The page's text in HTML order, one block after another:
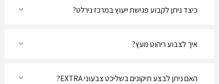
כיצד ניתן לקבוע פגישת ייעוץ במרכז נירלט?
איך לצבוע ריהוט מעץ?
האם ניתן לבצע תיקונים בשליכט צבעוני EXTRA?